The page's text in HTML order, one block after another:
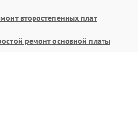
второстепенных плат
ремонт основной платы